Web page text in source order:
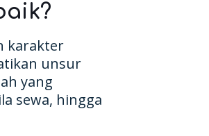
karakter
unsur
yang
sewa, hingga